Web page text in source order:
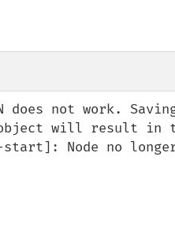
does not work.
will result in
Node no